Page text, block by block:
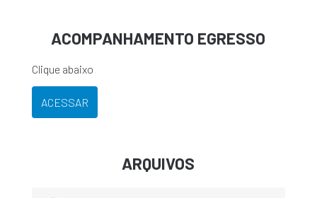
ACOMPANHAMENTO EGRESSO
Clique abaixo
ACESSAR
ARQUIVOS